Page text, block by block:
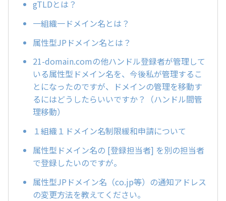
gTLDとは？
一組織一ドメイン名とは？
属性型JPドメイン名とは？
21-domain.comの他ハンドル登録者が管理して
いる属性型ドメイン名を、今後私が管理するこ
とになったのですが、ドメインの管理を移動す
るにはどうしたらいいですか？（ハンドル間管
理移動）
１組織１ドメイン名制限緩和申請について
属性型ドメイン名の [登録担当者] を別の担当者
で登録したいのですが。
属性型JPドメイン名（co.jp等）の通知アドレス
の変更方法を教えてください。